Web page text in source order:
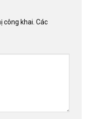
công khai. Các